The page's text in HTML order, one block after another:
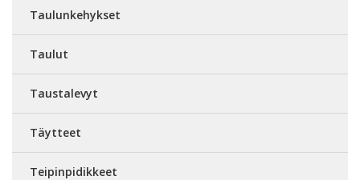
Taulunkehykset
Taulut
Taustalevyt
Täytteet
Teipinpidikkeet